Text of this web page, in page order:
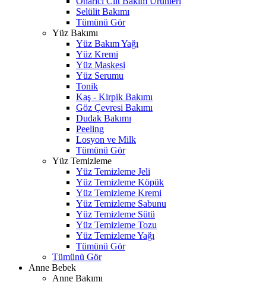
Selülit Bakımı
Tümünü Gör
Yüz Bakımı
Yüz Bakım Yağı
Yüz Kremi
Yüz Maskesi
Yüz Serumu
Tonik
Kaş - Kirpik Bakımı
Göz Çevresi Bakımı
Dudak Bakımı
Peeling
Losyon ve Milk
Tümünü Gör
Yüz Temizleme
Yüz Temizleme Jeli
Yüz Temizleme Köpük
Yüz Temizleme Kremi
Yüz Temizleme Sabunu
Yüz Temizleme Sütü
Yüz Temizleme Tozu
Yüz Temizleme Yağı
Tümünü Gör
Tümünü Gör
Anne Bebek
Anne Bakımı